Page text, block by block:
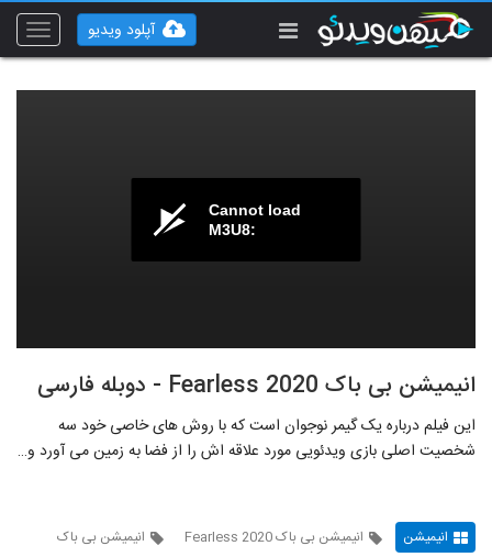
Toggle
آپلود ویدیو
Cannot load
M3U8:
انیمیشن بی باک Fearless 2020 - دوبله فارسی
این فیلم درباره یک گیمر نوجوان است که با روش های خاصی خود سه
شخصیت اصلی بازی ویدئویی مورد علاقه اش را از فضا به زمین می آورد و…
انیمیشن انیمیشن بی باک Fearless 2020
انیمیشن بی باک